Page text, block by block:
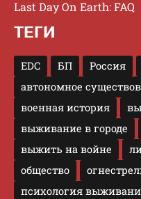
Last Day On Earth: FAQ
ТЕГИ
EDC БП Россия
автономное
военная история
выживание в городе
выжить на войне
общество
психология